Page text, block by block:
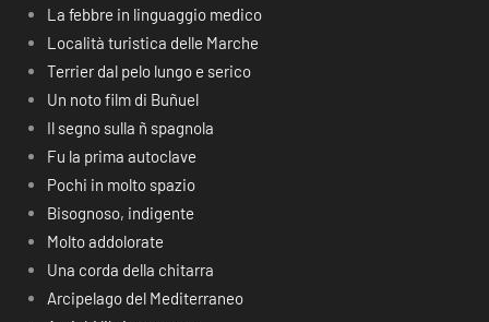
La febbre in linguaggio medico
Località turistica delle Marche
Terrier dal pelo lungo e serico
Un noto film di Buñuel
Il segno sulla ñ spagnola
Fu la prima autoclave
Pochi in molto spazio
Bisognoso, indigente
Molto addolorate
Una corda della chitarra
Arcipelago del Mediterraneo